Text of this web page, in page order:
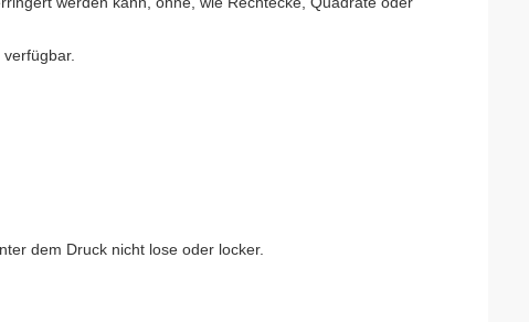
dem Druck nicht lose oder locker.